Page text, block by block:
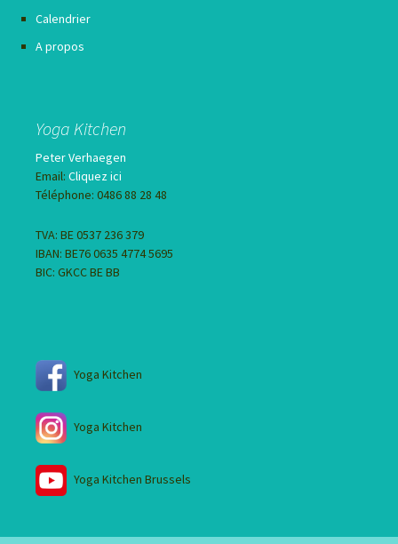
Calendrier
A propos
Yoga Kitchen
Peter Verhaegen
Email: Cliquez ici
Téléphone: 0486 88 28 48
TVA: BE 0537 236 379
IBAN: BE76 0635 4774 5695
BIC: GKCC BE BB
Yoga Kitchen
Yoga Kitchen
Yoga Kitchen Brussels